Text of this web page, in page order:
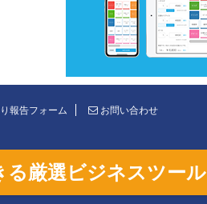
報告フォーム お問い合わせ
厳選ビジネスツール